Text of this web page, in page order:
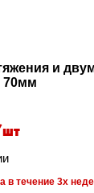
и
70мм
в течение 3х